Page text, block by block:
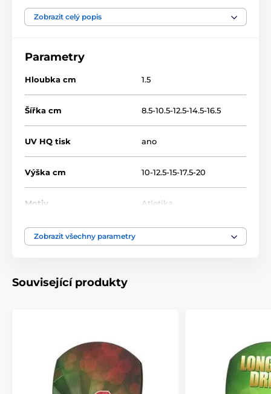
Atletika
Zobrazit celý popis
Parametry
Hloubka cm 1.5
Šířka cm 8.5-10.5-12.5-14.5-16.5
UV HQ tisk ano
Výška cm 10-12.5-15-17.5-20
Motiv Atletika
Typ ocenění
Zobrazit všechny parametry
Související produkty